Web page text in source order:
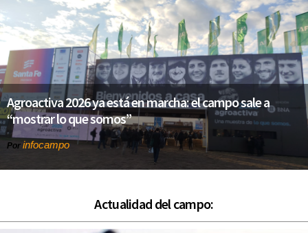
Agroactiva 2026 ya está en marcha: el campo sale a
“mostrar lo que somos”
Por infocampo
Actualidad del campo: